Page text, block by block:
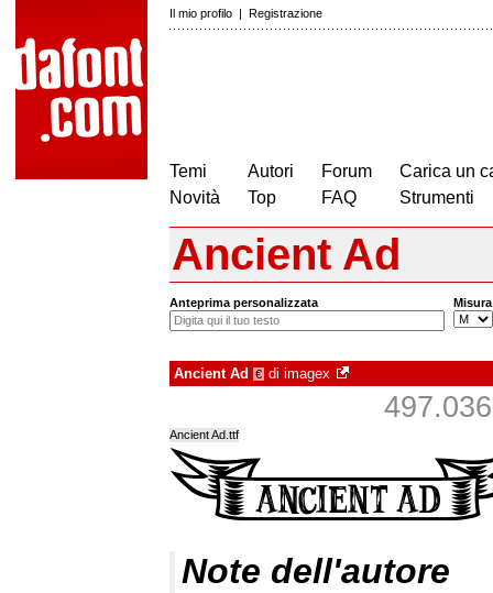
Il mio profilo | Registrazione
Temi
Novità
Autori
Top
Forum
FAQ
Carica un
Strumenti
Ancient Ad
Anteprima personalizzata Misura
Ancient Ad € di imagex
Ancient Ad.ttf
Note dell'autore